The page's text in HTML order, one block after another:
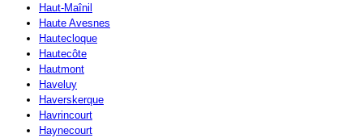
Haut-Maînil
Haute Avesnes
Hautecloque
Hautecôte
Hautmont
Haveluy
Haverskerque
Havrincourt
Haynecourt